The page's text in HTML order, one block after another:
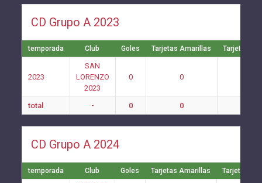
CD Grupo A 2023
temporada Club Goles Tarjetas Amarillas Tarjetas
2023
SAN
LORENZO
2023
0 0
total - 0 0
CD Grupo A 2024
temporada Club Goles Tarjetas Amarillas Tarjetas